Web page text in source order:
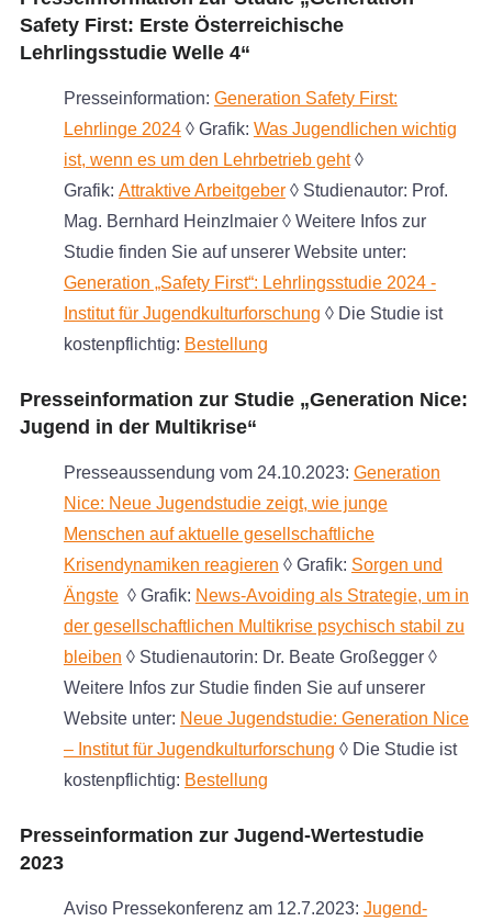
Safety First: Erste Österreichische
Lehrlingsstudie Welle 4“
Presseinformation: Generation Safety First:
Lehrlinge 2024◊ Grafik: Was Jugendlichen wichtig
ist, wenn es um den Lehrbetrieb geht◊
Grafik: Attraktive Arbeitgeber◊ Studienautor: Prof.
Mag. Bernhard Heinzlmaier ◊ Weitere Infos zur
Studie finden Sie auf unserer Website unter:
Generation „Safety First“: Lehrlingsstudie 2024 -
Institut für Jugendkulturforschung ◊ Die Studie ist
kostenpflichtig: Bestellung
Presseinformation zur Studie „Generation Nice:
Jugend in der Multikrise“
Presseaussendung vom 24.10.2023: Generation
Nice: Neue Jugendstudie zeigt, wie junge
Menschen auf aktuelle gesellschaftliche
Krisendynamiken reagieren ◊ Grafik: Sorgen und
Ängste◊ Grafik: News-Avoiding als Strategie, um in
der gesellschaftlichen Multikrise psychisch stabil zu
bleiben ◊ Studienautorin: Dr. Beate Großegger ◊
Weitere Infos zur Studie finden Sie auf unserer
Website unter: Neue Jugendstudie: Generation Nice
– Institut für Jugendkulturforschung ◊ Die Studie ist
kostenpflichtig: Bestellung
Presseinformation zur Jugend-Wertestudie
2023
Aviso Pressekonferenz am 12.7.2023: Jugend-